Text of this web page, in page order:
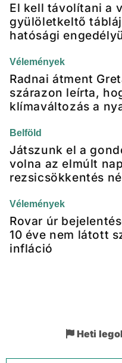
El kell távolítani a
gyülöletkeltő
hatósági
Vélemények
Radnai átment
szárazon leírta,
klímaváltozás a
Belföld
Játszunk el a
volna az elmúlt
rezsicsökkentés
Vélemények
Rovar úr
10 éve nem látott
infláció
Heti